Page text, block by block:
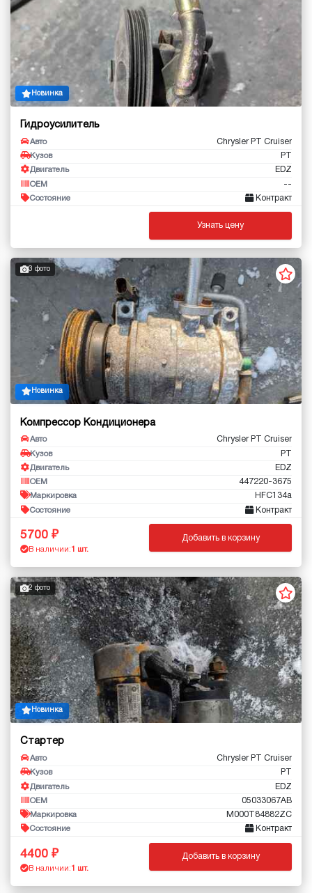
Новинка
Гидроусилитель
Авто Chrysler PT Cruiser
Кузов PT
Двигатель EDZ
OEM --
Состояние Контракт
Узнать цену
3 фото
Новинка
Компрессор Кондиционера
Авто Chrysler PT Cruiser
Кузов PT
Двигатель EDZ
OEM 447220-3675
Маркировка HFC134a
Состояние Контракт
5700
В наличии: 1 шт.
Добавить в корзину
2 фото
Новинка
Стартер
Авто Chrysler PT Cruiser
Кузов PT
Двигатель EDZ
OEM 05033067AB
Маркировка M000T84882ZC
Состояние Контракт
4400
В наличии: 1 шт.
Добавить в корзину